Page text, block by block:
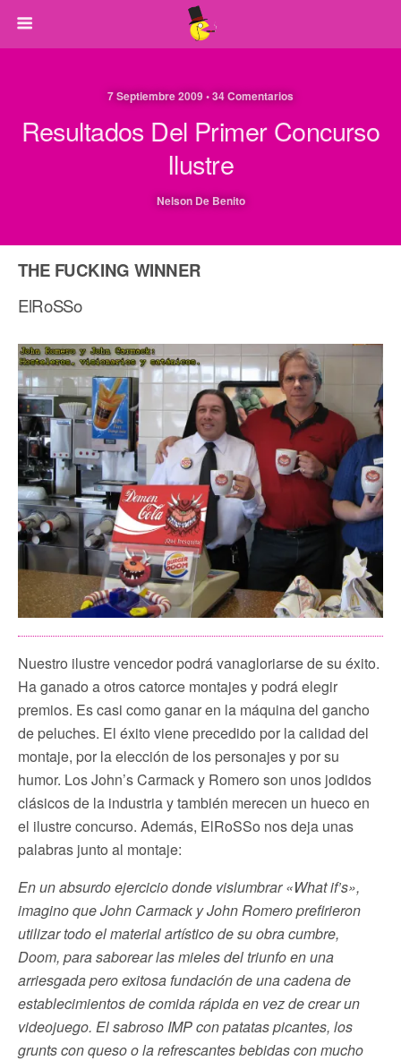
7 Septiembre 2009 • 34 Comentarios
Resultados Del Primer Concurso
Ilustre
Nelson De Benito
THE FUCKING WINNER
ElRoSSo
Nuestro ilustre vencedor podrá vanagloriarse de su éxito.
Ha ganado a otros catorce montajes y podrá elegir
premios. Es casi como ganar en la máquina del gancho
de peluches. El éxito viene precedido por la calidad del
montaje, por la elección de los personajes y por su
humor. Los John’s Carmack y Romero son unos jodidos
clásicos de la industria y también merecen un hueco en
el ilustre concurso. Además, ElRoSSo nos deja unas
palabras junto al montaje:
En un absurdo ejercicio donde vislumbrar «What if’s»,
imagino que John Carmack y John Romero prefirieron
utilizar todo el material artístico de su obra cumbre,
Doom, para saborear las mieles del triunfo en una
arriesgada pero exitosa fundación de una cadena de
establecimientos de comida rápida en vez de crear un
videojuego. El sabroso IMP con patatas picantes, los
grunts con queso o la refrescantes bebidas con mucho